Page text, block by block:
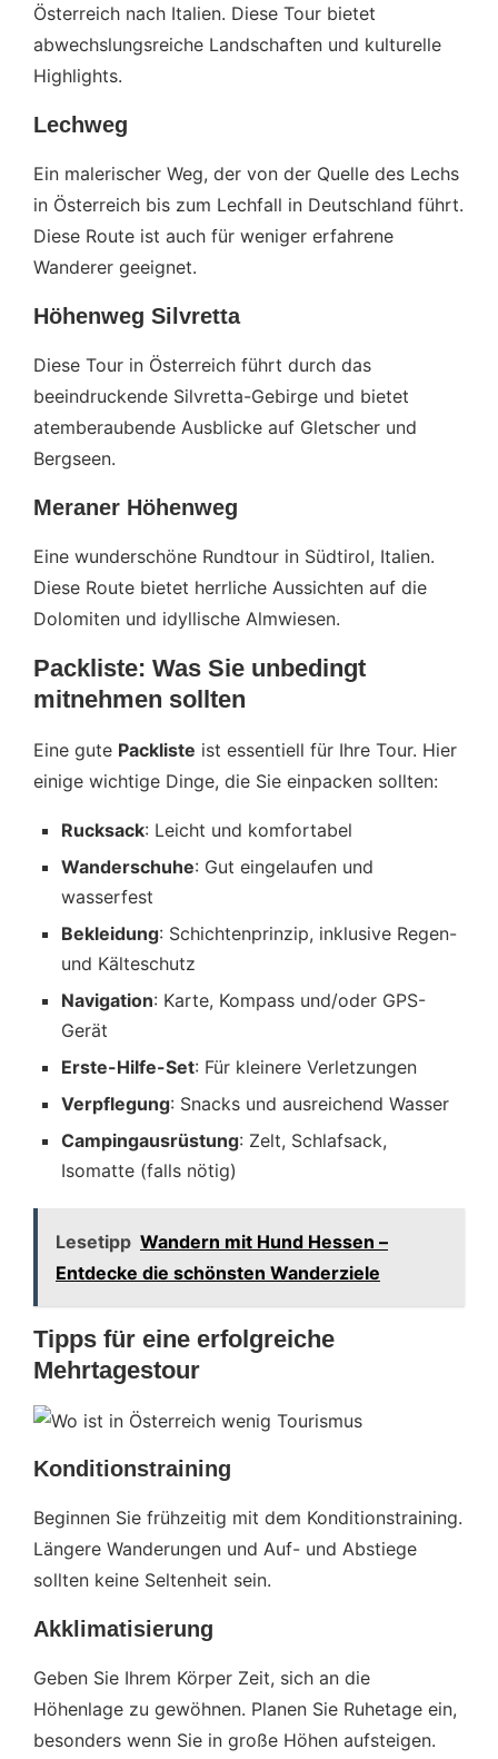
Österreich nach Italien. Diese Tour bietet
abwechslungsreiche Landschaften und kulturelle
Highlights.
Lechweg
Ein malerischer Weg, der von der Quelle des Lechs
in Österreich bis zum Lechfall in Deutschland führt.
Diese Route ist auch für weniger erfahrene
Wanderer geeignet.
Höhenweg Silvretta
Diese Tour in Österreich führt durch das
beeindruckende Silvretta-Gebirge und bietet
atemberaubende Ausblicke auf Gletscher und
Bergseen.
Meraner Höhenweg
Eine wunderschöne Rundtour in Südtirol, Italien.
Diese Route bietet herrliche Aussichten auf die
Dolomiten und idyllische Almwiesen.
Packliste: Was Sie unbedingt
mitnehmen sollten
Eine gute Packliste ist essentiell für Ihre Tour. Hier
einige wichtige Dinge, die Sie einpacken sollten:
Rucksack: Leicht und komfortabel
Wanderschuhe: Gut eingelaufen und
wasserfest
Bekleidung: Schichtenprinzip, inklusive Regen-
und Kälteschutz
Navigation: Karte, Kompass und/oder GPS-
Gerät
Erste-Hilfe-Set: Für kleinere Verletzungen
Verpflegung: Snacks und ausreichend Wasser
Campingausrüstung: Zelt, Schlafsack,
Isomatte (falls nötig)
Lesetipp Wandern mit Hund Hessen –
Entdecke die schönsten Wanderziele
Tipps für eine erfolgreiche
Mehrtagestour
Konditionstraining
Beginnen Sie frühzeitig mit dem Konditionstraining.
Längere Wanderungen und Auf- und Abstiege
sollten keine Seltenheit sein.
Akklimatisierung
Geben Sie Ihrem Körper Zeit, sich an die
Höhenlage zu gewöhnen. Planen Sie Ruhetage ein,
besonders wenn Sie in große Höhen aufsteigen.